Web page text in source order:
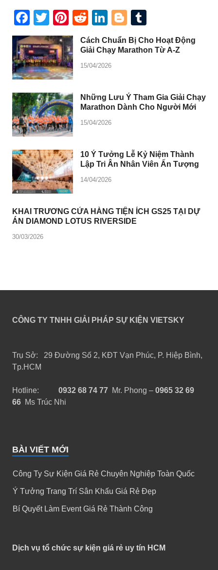
Facebook
Twitter
Pinterest
RedditLinkedIn
Blogger
Cách Chuẩn Bị Cho Hoạt Động
Giải Chạy Marathon Từ A-Z
15/04/2026
Những Lưu Ý Tham Gia Giải Chạy
Marathon Dành Cho Người Mới
15/04/2026
10 Ý Tưởng Lễ Kỷ Niệm Thành
Lập Tri Ân Nhân Viên Ấn Tượng
14/04/2026
KHAI TRƯƠNG CỬA HÀNG TIỆN ÍCH GS25 TẠI DỰ
ÁN DIAMOND LOTUS RIVERSIDE
30/03/2026
CÔNG TY TNHH GIẢI PHÁP SỰ KIỆN VIETSKY
Trụ Sở: 29 Đường Số 2, KĐT Vạn Phúc, P. Hiệp Bình,
Tp.HCM
Hotline: 0932 68 74 77 Mr. Phong – 0965 32 69
66 Ms Trúc Nhi
BÀI VIẾT MỚI
Công Ty Sự Kiện Giá Rẻ Chuyên Nghiệp Toàn Quốc
Ý Tưởng Trang Trí Sân Khấu Giá Rẻ Đẹp
Bí Quyết Làm Event Giá Rẻ Thành Công
Dịch vụ tổ chức sự kiện giá rẻ uy tín HCM